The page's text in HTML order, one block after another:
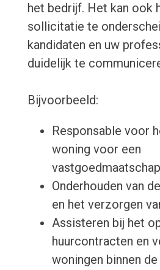
het bedrijf. Het kan ook
sollicitatie te
kandidaten en uw
duidelijk te
Bijvoorbeeld:
Responsable voor
woning voor een
Onderhouden van
en het verzorgen
Assisteren bij het
huurcontracten en
woningen binnen de